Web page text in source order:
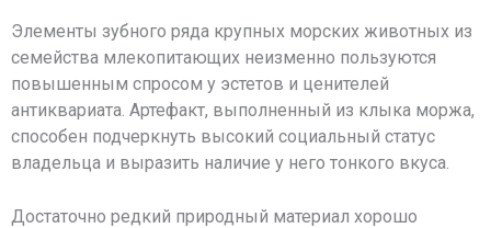
Элементы зубного ряда крупных морских животных из
семейства млекопитающих неизменно пользуются
повышенным спросом у эстетов и ценителей
антиквариата. Артефакт, выполненный из клыка моржа,
способен подчеркнуть высокий социальный статус
владельца и выразить наличие у него тонкого вкуса.
Достаточно редкий природный материал хорошо